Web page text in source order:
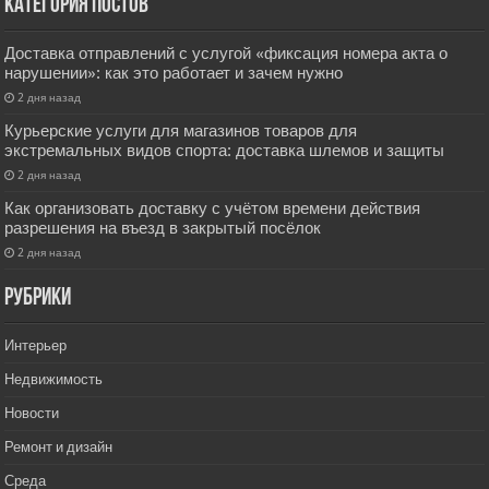
Категория постов
Доставка отправлений с услугой «фиксация номера акта о
нарушении»: как это работает и зачем нужно
2 дня назад
Курьерские услуги для магазинов товаров для
экстремальных видов спорта: доставка шлемов и защиты
2 дня назад
Как организовать доставку с учётом времени действия
разрешения на въезд в закрытый посёлок
2 дня назад
РУбрики
Интерьер
Недвижимость
Новости
Ремонт и дизайн
Среда